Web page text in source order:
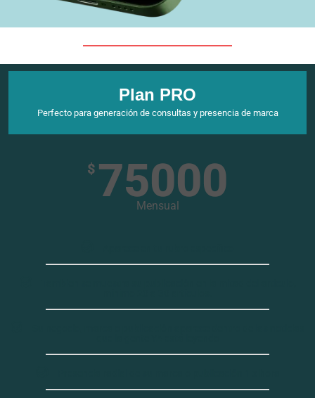
Plan PRO
Perfecto para generación de consultas y presencia de marca
$ 75000
Mensual